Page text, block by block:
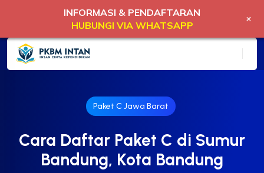
Paket C Jawa Barat
Cara Daftar Paket C di Sumur
Bandung, Kota Bandung
INFORMASI & PENDAFTARAN
HUBUNGI VIA WHATSAPP
+